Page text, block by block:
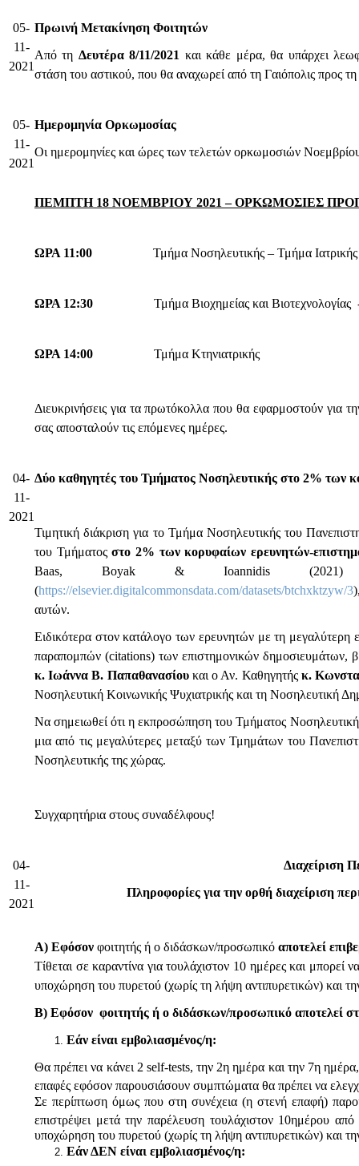
05-
11-
2021
Πρωινή Μετακίνηση Φοιτητών
Από τη Δευτέρα 8/11/2021 και κάθε μέρα, θα υπάρχει
στάση του αστικού, που θα αναχωρεί από τη Γαιόπολις προς
05-
11-
2021
Ημερομηνία Ορκωμοσίας
Οι ημερομηνίες και ώρες των τελετών ορκωμοσιών
ΠΕΜΠΤΗ 18 ΝΟΕΜΒΡΙΟΥ 2021 – ΟΡΚΩΜΟΣΙΕΣ
ΩΡΑ 11:00 Τμήμα Νοσηλευτικής – Τμήμα Ιατρικής
ΩΡΑ 12:30 Τμήμα Βιοχημείας και
ΩΡΑ 14:00 Τμήμα Κτηνιατρικής
Διευκρινήσεις για τα πρωτόκολλα που θα εφαρμοστούν για
σας αποσταλούν τις επόμενες ημέρες.
04-
11-
2021
Δύο καθηγητές του Τμήματος Νοσηλευτικής στο 2% των
Τιμητική διάκριση για το Τμήμα Νοσηλευτικής του
του Τμήματοςστο 2% των κορυφαίων ερευνητών-
Baas, Boyak & Ioannidis (2021)
(https://elsevier.digitalcommonsdata.com/datasets/btchxktzyw/3
αυτών.
Ειδικότερα στον κατάλογο των ερευνητών με τη
παραπομπών (citations) των επιστημονικών δημοσιευμάτων,
κ. Ιωάννα Β. Παπαθανασίουκαι ο Αν. Καθηγητής κ.
Νοσηλευτική Κοινωνικής Ψυχιατρικής και τη Νοσηλευτική
Να σημειωθεί ότι η εκπροσώπηση του Τμήματος
μια από τις μεγαλύτερες μεταξύ των Τμημάτων του
Νοσηλευτικής της χώρας.
Συγχαρητήρια στους συναδέλφους!
04-
11-
2021
Διαχείριση
Πληροφορίες για την ορθή διαχείριση
Α) Εφόσον φοιτητής ή ο διδάσκων/προσωπικό αποτελεί
Τίθεται σε καραντίνα για τουλάχιστον 10 ημέρες και
υποχώρηση του πυρετού (χωρίς τη λήψη αντιπυρετικών) και
Β) Εφόσον φοιτητής ή ο διδάσκων/προσωπικό αποτελεί
Εάν είναι εμβολιασμένος/η:
Θα πρέπει να κάνει 2 self-tests, την 2η ημέρα και την 7η
επαφές εφόσον παρουσιάσουν συμπτώματα θα πρέπει να
Σε περίπτωση όμως που στη συνέχεια (η στενή επαφή)
επιστρέψει μετά την παρέλευση τουλάχιστον 10ημέρου
υποχώρηση του πυρετού (χωρίς τη λήψη αντιπυρετικών) και
Εάν ΔΕΝ είναι εμβολιασμένος/η: